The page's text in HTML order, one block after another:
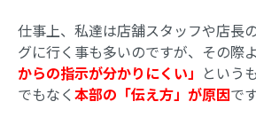
仕事上、私達は店舗スタッフや店長
グに行く事も多いのですが、その際
からの指示が分かりにくい」 という
でもなく本部の「伝え方」が原因で